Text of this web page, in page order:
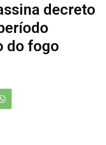
decreto
do fogo